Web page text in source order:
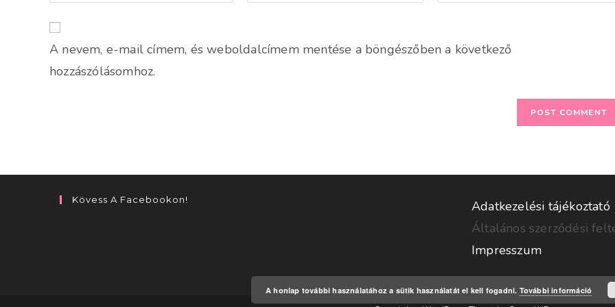
or
username
to
to
(optional)
A nevem, e-mail címem, és weboldalcímem mentése a böngészőben a következő
hozzászólásomhoz.
Kövess A Facebookon!
Adatkezelési tájékoztató
Általános szerződési
Impresszum
A honlap további használatához a sütik használatát el kell fogadni. További információ